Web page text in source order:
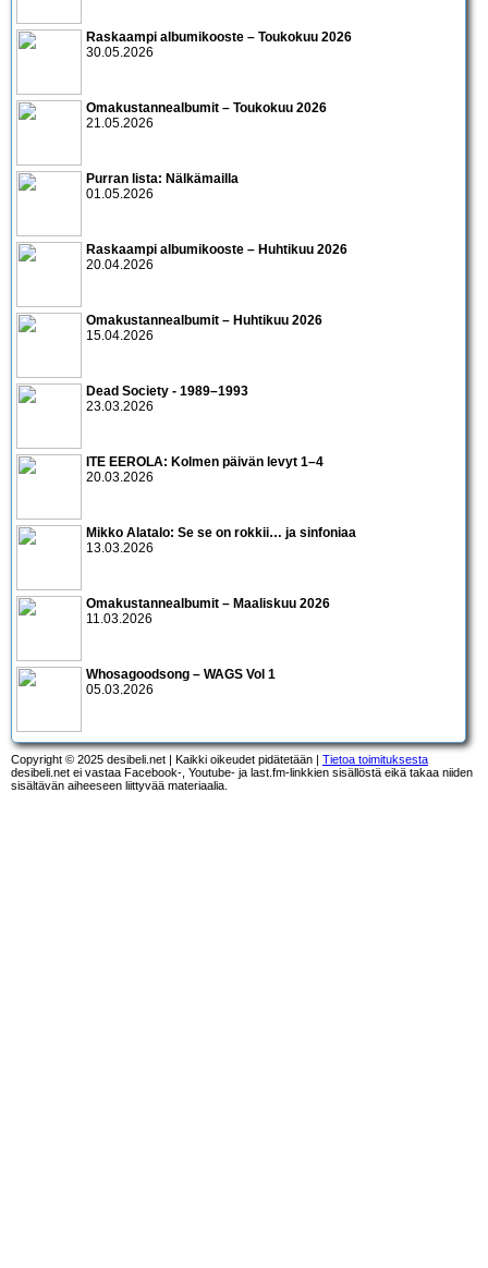
Raskaampi albumikooste – Toukokuu 2026
30.05.2026
Omakustannealbumit – Toukokuu 2026
21.05.2026
Purran lista: Nälkämailla
01.05.2026
Raskaampi albumikooste – Huhtikuu 2026
20.04.2026
Omakustannealbumit – Huhtikuu 2026
15.04.2026
Dead Society - 1989–1993
23.03.2026
ITE EEROLA: Kolmen päivän levyt 1–4
20.03.2026
Mikko Alatalo: Se se on rokkii… ja sinfoniaa
13.03.2026
Omakustannealbumit – Maaliskuu 2026
11.03.2026
Whosagoodsong – WAGS Vol 1
05.03.2026
Copyright © 2025 desibeli.net | Kaikki oikeudet pidätetään | Tietoa toimituksesta
desibeli.net ei vastaa Facebook-, Youtube- ja last.fm-linkkien sisällöstä eikä takaa niiden
sisältävän aiheeseen liittyvää materiaalia.